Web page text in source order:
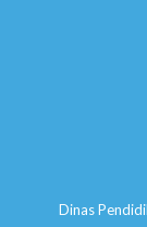
Dinas